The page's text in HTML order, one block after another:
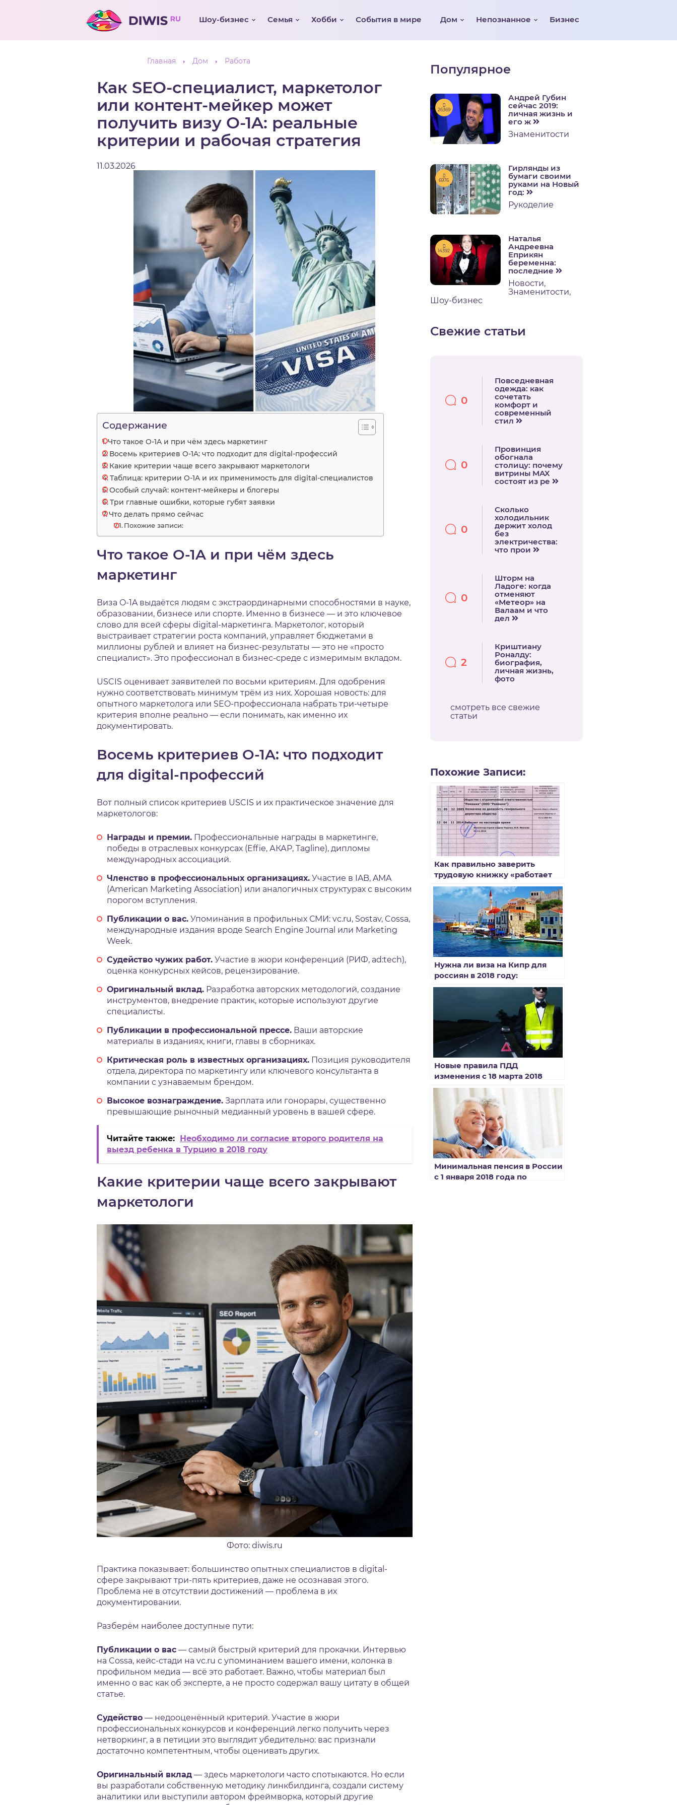
Шоу-бизнес Семья Хобби События в мире Дом Непознанное Бизнес
Главная Дом Работа
Как SEO-специалист, маркетолог
или контент-мейкер может
получить визу O-1A: реальные
критерии и рабочая стратегия
11.03.2026
Содержание
Что такое O-1A и при чём здесь маркетинг
Восемь критериев O-1A: что подходит для digital-профессий
Какие критерии чаще всего закрывают маркетологи
Таблица: критерии O-1A и их применимость для digital-специалистов
Особый случай: контент-мейкеры и блогеры
Три главные ошибки, которые губят заявки
Что делать прямо сейчас
Похожие записи:
Что такое O-1A и при чём здесь
маркетинг
Виза O-1A выдаётся людям с экстраординарными способностями в науке,
образовании, бизнесе или спорте. Именно в бизнесе — и это ключевое
слово для всей сферы digital-маркетинга. Маркетолог, который
выстраивает стратегии роста компаний, управляет бюджетами в
миллионы рублей и влияет на бизнес-результаты — это не «просто
специалист». Это профессионал в бизнес-среде с измеримым вкладом.
USCIS оценивает заявителей по восьми критериям. Для одобрения
нужно соответствовать минимум трём из них. Хорошая новость: для
опытного маркетолога или SEO-профессионала набрать три-четыре
критерия вполне реально — если понимать, как именно их
документировать.
Восемь критериев O-1A: что подходит
для digital-профессий
Вот полный список критериев USCIS и их практическое значение для
маркетологов:
Награды и премии. Профессиональные награды в маркетинге,
победы в отраслевых конкурсах (Effie, АКАР, Tagline), дипломы
международных ассоциаций.
Членство в профессиональных организациях. Участие в IAB, AMA
(American Marketing Association) или аналогичных структурах с высоким
порогом вступления.
Публикации о вас. Упоминания в профильных СМИ: vc.ru, Sostav, Cossa,
международные издания вроде Search Engine Journal или Marketing
Week.
Судейство чужих работ. Участие в жюри конференций (РИФ, ad:tech),
оценка конкурсных кейсов, рецензирование.
Оригинальный вклад. Разработка авторских методологий, создание
инструментов, внедрение практик, которые используют другие
специалисты.
Публикации в профессиональной прессе. Ваши авторские
материалы в изданиях, книги, главы в сборниках.
Критическая роль в известных организациях. Позиция руководителя
отдела, директора по маркетингу или ключевого консультанта в
компании с узнаваемым брендом.
Высокое вознаграждение. Зарплата или гонорары, существенно
превышающие рыночный медианный уровень в вашей сфере.
Читайте также: Необходимо ли согласие второго родителя на
выезд ребенка в Турцию в 2018 году
Какие критерии чаще всего закрывают
маркетологи
Фото: diwis.ru
Практика показывает: большинство опытных специалистов в digital-
сфере закрывают три-пять критериев, даже не осознавая этого.
Проблема не в отсутствии достижений — проблема в их
документировании.
Разберём наиболее доступные пути:
Публикации о вас — самый быстрый критерий для прокачки. Интервью
на Cossa, кейс-стади на vc.ru с упоминанием вашего имени, колонка в
профильном медиа — всё это работает. Важно, чтобы материал был
именно о вас как об эксперте, а не просто содержал вашу цитату в общей
статье.
Судейство — недооценённый критерий. Участие в жюри
профессиональных конкурсов и конференций легко получить через
нетворкинг, а в петиции это выглядит убедительно: вас признали
достаточно компетентным, чтобы оценивать других.
Оригинальный вклад — здесь маркетологи часто спотыкаются. Но если
вы разработали собственную методику линкбилдинга, создали систему
аналитики или выступили автором фреймворка, который другие
Популярное
26369
Андрей Губин
сейчас 2019:
личная жизнь и
его ж
Знаменитости
6976
Гирлянды из
бумаги своими
руками на Новый
год:
Рукоделие
14392
Наталья
Андреевна
Еприкян
беременна:
последние
Новости,
Знаменитости,
Шоу-бизнес
Свежие статьи
0
Повседневная
одежда: как
сочетать
комфорт и
современный
стил
0
Провинция
обогнала
столицу: почему
витрины MAX
состоят из ре
0
Сколько
холодильник
держит холод
без
электричества:
что прои
0
Шторм на
Ладоге: когда
отменяют
«Метеор» на
Валаам и что
дел
2
Криштиану
Роналду:
биография,
личная жизнь,
фото
смотреть все свежие
статьи
Похожие Записи:
Как правильно заверить
трудовую книжку «работает
по настоящее время»
Нужна ли виза на Кипр для
россиян в 2018 году:
последние новости
Новые правила ПДД
изменения с 18 марта 2018
года: штрафы
Минимальная пенсия в России
с 1 января 2018 года по